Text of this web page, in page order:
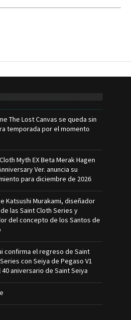
The Lost Canvas se queda sin
temporada por el momento
Myth EX Beta Merak Hagen
Ver. anuncia su
para diciembre de 2026
Katsushi Murakami, diseñador
las Saint Cloth Series y
del concepto de los Santos de
confirma el regreso de Saint
con Seiya de Pegaso V1
aniversario de Saint Seiya